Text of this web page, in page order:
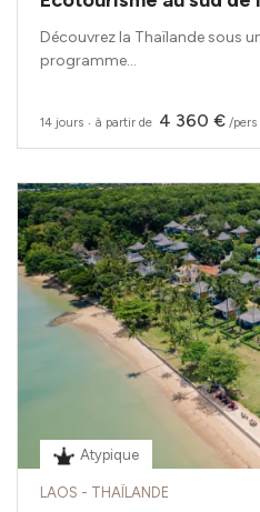
Découvrez la Thaïlande sous
programme...
14 jours ‧ à partir de 4 360 € /pers
Atypique
LAOS - THAÏLANDE